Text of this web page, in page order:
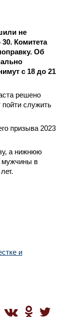
не
Комитета
Об
с 18 до 21
решено
пойти служить
призыва 2023
а нижнюю
мужчины в
и